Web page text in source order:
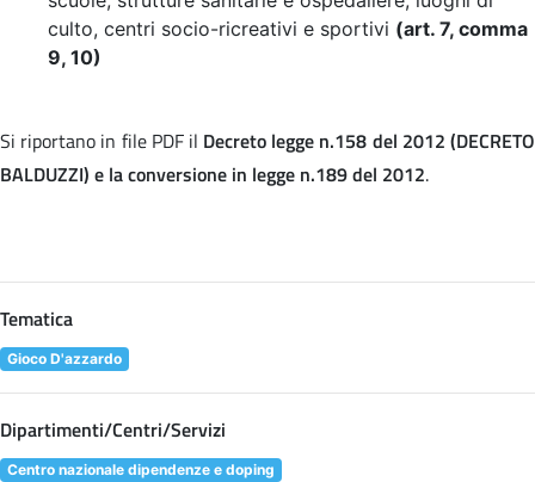
culto, centri socio-ricreativi e sportivi (art. 7, comma
9, 10)
Si riportano in file PDF il Decreto legge n.158 del 2012 (DECRETO
BALDUZZI) e la conversione in legge n.189 del 2012.
Tematica
Gioco D'azzardo
Dipartimenti/Centri/Servizi
Centro nazionale dipendenze e doping